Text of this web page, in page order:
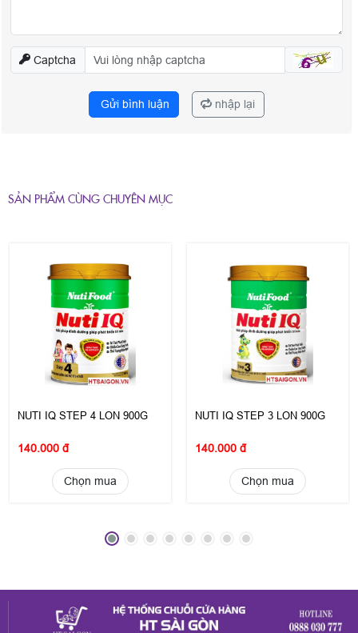
Captcha
Gửi bình luận nhập lại
SẢN PHẨM CÙNG CHUYÊN MỤC
NUTI IQ STEP 4 LON 900G
140.000 đ
Chọn mua
NUTI IQ STEP 3 LON 900G
140.000 đ
Chọn mua